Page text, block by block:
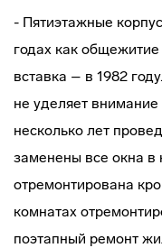
- Пятиэтажные
годах как общежитие
вставка – в 1982
не уделяет
несколько лет
заменены все окна в
отремонтирована
комнатах
поэтапный ремонт